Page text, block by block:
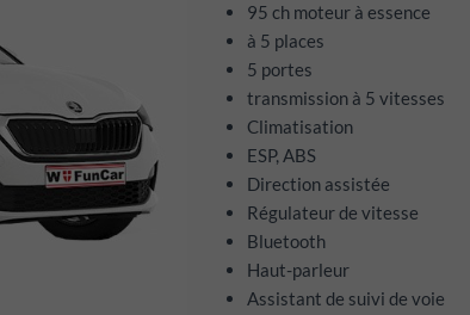
95 ch moteur à essence
à 5 places
5 portes
transmission à 5 vitesses
Climatisation
ESP, ABS
Direction assistée
Régulateur de vitesse
Bluetooth
Haut-parleur
Assistant de suivi de voie